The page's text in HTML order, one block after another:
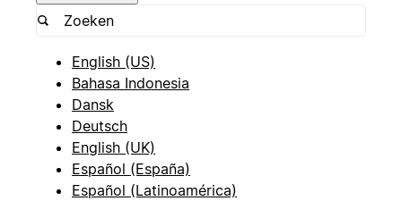
English (US)
Bahasa Indonesia
Dansk
Deutsch
English (UK)
Español (España)
Español (Latinoamérica)